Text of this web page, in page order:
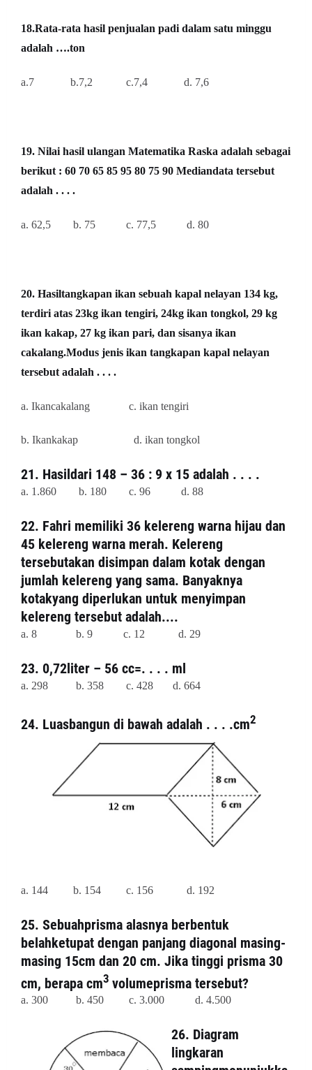
18.Rata-rata hasil penjualan padi dalam satu minggu
adalah ….ton
a.7 b.7,2 c.7,4 d. 7,6
19. Nilai hasil ulangan Matematika Raska adalah sebagai
berikut : 60 70 65 85 95 80 75 90 Mediandata tersebut
adalah . . . .
a. 62,5 b. 75 c. 77,5 d. 80
20. Hasiltangkapan ikan sebuah kapal nelayan 134 kg,
terdiri atas 23kg ikan tengiri, 24kg ikan tongkol, 29 kg
ikan kakap, 27 kg ikan pari, dan sisanya ikan
cakalang.Modus jenis ikan tangkapan kapal nelayan
tersebut adalah . . . .
a. Ikancakalang c. ikan tengiri
b. Ikankakap d. ikan tongkol
21. Hasildari 148 – 36 : 9 x 15 adalah . . . .
a. 1.860 b. 180 c. 96 d. 88
22. Fahri memiliki 36 kelereng warna hijau dan
45 kelereng warna merah. Kelereng
tersebutakan disimpan dalam kotak dengan
jumlah kelereng yang sama. Banyaknya
kotakyang diperlukan untuk menyimpan
kelereng tersebut adalah....
a. 8 b. 9 c. 12 d. 29
23. 0,72liter – 56 cc=. . . . ml
a. 298 b. 358 c. 428 d. 664
24. Luasbangun di bawah adalah . . . .cm2
a. 144 b. 154 c. 156 d. 192
25. Sebuahprisma alasnya berbentuk
belahketupat dengan panjang diagonal masing-
masing 15cm dan 20 cm. Jika tinggi prisma 30
cm, berapa cm3 volumeprisma tersebut?
a. 300 b. 450 c. 3.000 d. 4.500
26. Diagram
lingkaran